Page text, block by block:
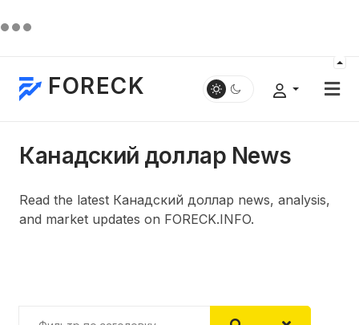
FORECK
Канадский доллар News
Read the latest Канадский доллар news, analysis,
and market updates on FORECK.INFO.